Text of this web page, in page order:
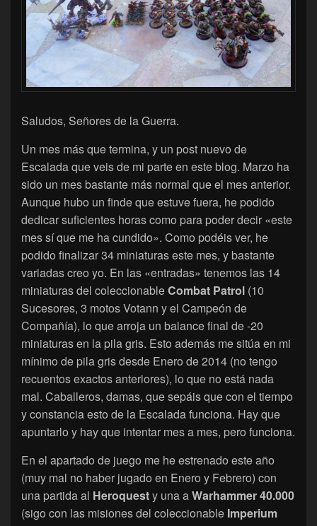
Saludos, Señores de la Guerra.
Un mes más que termina, y un post nuevo de
Escalada que veis de mi parte en este blog. Marzo ha
sido un mes bastante más normal que el mes anterior.
Aunque hubo un finde que estuve fuera, he podido
dedicar suficientes horas como para poder decir «este
mes sí que me ha cundido». Como podéis ver, he
podido finalizar 34 miniaturas este mes, y bastante
variadas creo yo. En las «entradas» tenemos las 14
miniaturas del coleccionableCombat Patrol (10
Sucesores, 3 motos Votann y el Campeón de
Compañía), lo que arroja un balance final de -20
miniaturas en la pila gris. Esto además me sitúa en mi
mínimo de pila gris desde Enero de 2014 (no tengo
recuentos exactos anteriores), lo que no está nada
mal. Caballeros, damas, que sepáis que con el tiempo
y constancia esto de la Escalada funciona. Hay que
apuntarlo y hay que intentar mes a mes, pero funciona.
En el apartado de juego me he estrenado este año
(muy mal no haber jugado en Enero y Febrero) con
una partida al Heroquesty una aWarhammer 40.000
(sigo con las misiones del coleccionable Imperium